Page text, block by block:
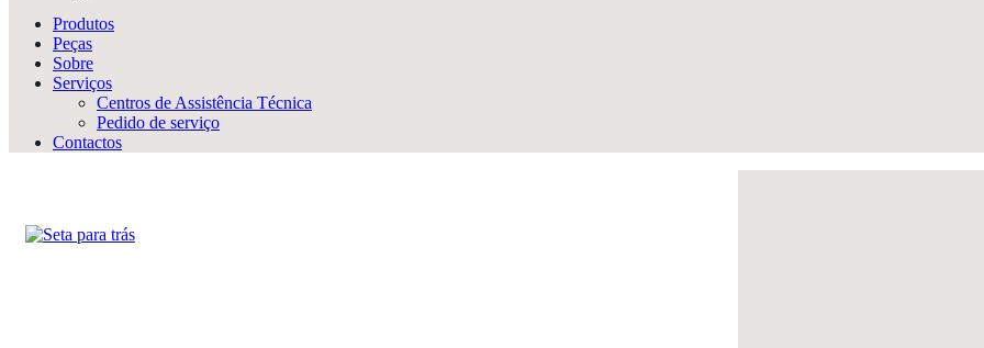
Produtos
Peças
Sobre
Serviços
Centros de Assistência Técnica
Pedido de serviço
Contactos